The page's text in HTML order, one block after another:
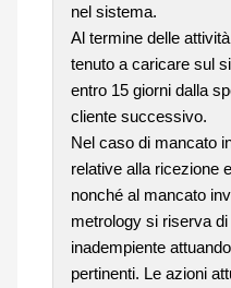
nel sistema.
Al termine delle
tenuto a caricare sul
entro 15 giorni dalla
cliente successivo.
Nel caso di mancato
relative alla ricezione
nonché al mancato
metrology si riserva
inadempiente
pertinenti. Le azioni